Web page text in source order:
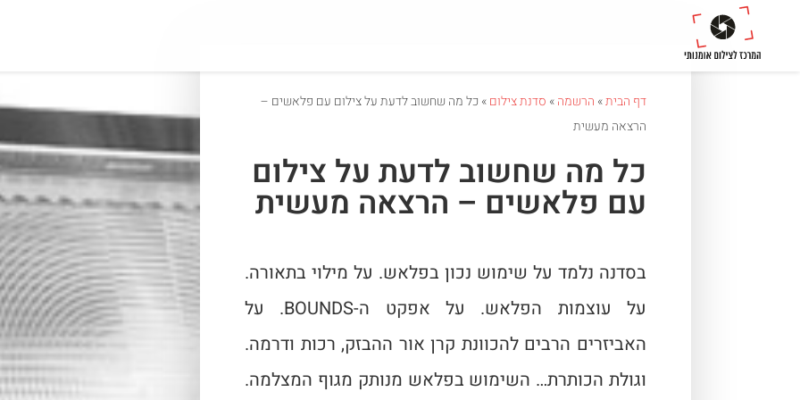
דף הבית» הרשמה» סדנת צילום» כל מה שחשוב לדעת על צילום עם פלאשים –
הרצאה מעשית
כל מה שחשוב לדעת על צילום
עם פלאשים – הרצאה מעשית
בסדנה נלמד על שימוש נכון בפלאש. על מילוי בתאורה.
על עוצמות הפלאש. על אפקט ה-BOUNDS. על
האביזרים הרבים להכוונת קרן אור ההבזק, רכות ודרמה.
וגולת הכותרת… השימוש בפלאש מנותק מגוף המצלמה.